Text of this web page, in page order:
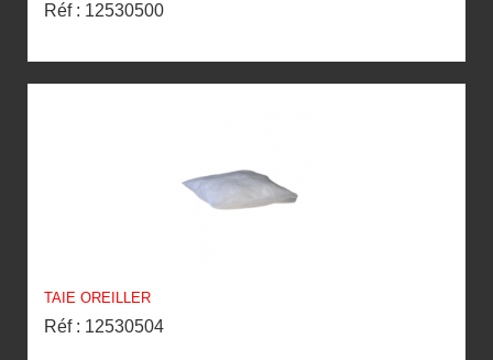
Réf : 12530500
TAIE OREILLER
Réf : 12530504